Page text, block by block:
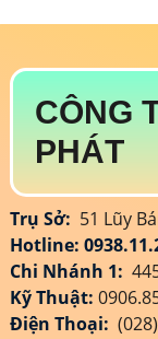
CÔNG
PHÁT
Trụ Sở: 51 Lũy
Hotline:
Chi Nhánh 1:
Kỹ Thuật:
Điện Thoại: